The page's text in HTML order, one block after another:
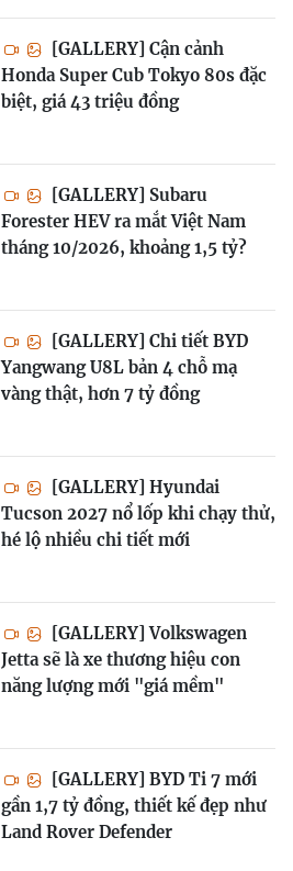
[GALLERY] Cận cảnh
Honda Super Cub Tokyo 80s đặc
biệt, giá 43 triệu đồng
[GALLERY] Subaru
Forester HEV ra mắt Việt Nam
tháng 10/2026, khoảng 1,5 tỷ?
[GALLERY] Chi tiết BYD
Yangwang U8L bản 4 chỗ mạ
vàng thật, hơn 7 tỷ đồng
[GALLERY] Hyundai
Tucson 2027 nổ lốp khi chạy thử,
hé lộ nhiều chi tiết mới
[GALLERY] Volkswagen
Jetta sẽ là xe thương hiệu con
năng lượng mới "giá mềm"
[GALLERY] BYD Ti 7 mới
gần 1,7 tỷ đồng, thiết kế đẹp như
Land Rover Defender